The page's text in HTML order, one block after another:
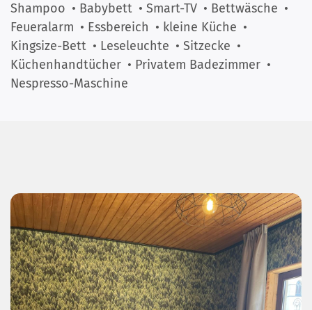
Shampoo • Babybett • Smart-TV • Bettwäsche •
Feueralarm • Essbereich • kleine Küche •
Kingsize-Bett • Leseleuchte • Sitzecke •
Küchenhandtücher • Privatem Badezimmer •
Nespresso-Maschine